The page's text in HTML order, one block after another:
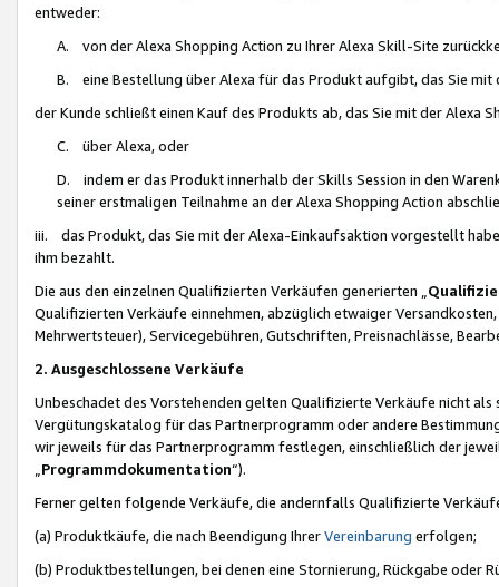
entweder:
A. von der Alexa Shopping Action zu Ihrer Alexa Skill-Site
B. eine Bestellung über Alexa für das Produkt aufgibt, das Sie mit
der Kunde schließt einen Kauf des Produkts ab, das Sie mit der Alexa
C. über Alexa, oder
D. indem er das Produkt innerhalb der Skills Session in den
seiner erstmaligen Teilnahme an der Alexa Shopping Action
iii. das Produkt, das Sie mit der Alexa-Einkaufsaktion vorgestellt
ihm bezahlt.
Die aus den einzelnen Qualifizierten Verkäufen generierten „
Qualifizierten Verkäufe einnehmen, abzüglich etwaiger
Mehrwertsteuer), Servicegebühren, Gutschriften, Preisnachlässe,
2. Ausgeschlossene Verkäufe
Unbeschadet des Vorstehenden gelten Qualifizierte Verkäufe nicht
Vergütungskatalog für das Partnerprogramm oder andere
wir jeweils für das Partnerprogramm festlegen, einschließlich der
Programmdokumentation“).
Ferner gelten folgende Verkäufe, die andernfalls Qualifizierte
(a) Produktkäufe, die nach Beendigung IhrerVereinbarung erfolgen;
(b) Produktbestellungen, bei denen eine Stornierung, Rückgabe oder